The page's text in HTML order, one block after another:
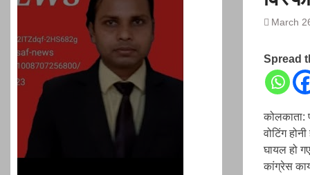
March
Spread
कोलकाता:
वोटिंग
घायल हो
कांग्रेस